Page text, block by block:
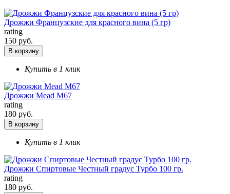
Дрожжи Французские для красного вина (5 гр)
rating
150 руб.
В корзину
Купить в 1 клик
Дрожжи Mead М67
rating
180 руб.
В корзину
Купить в 1 клик
Дрожжи Спиртовые Честный градус Турбо 100 гр.
rating
180 руб.